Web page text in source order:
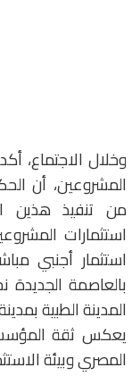
وخلال الاجتماع،
المشروعين، أن
من تنفيذ هذين
استثمار أجنبي
يعكس ثقة
المصري وبيئة